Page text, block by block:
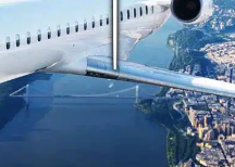
Play